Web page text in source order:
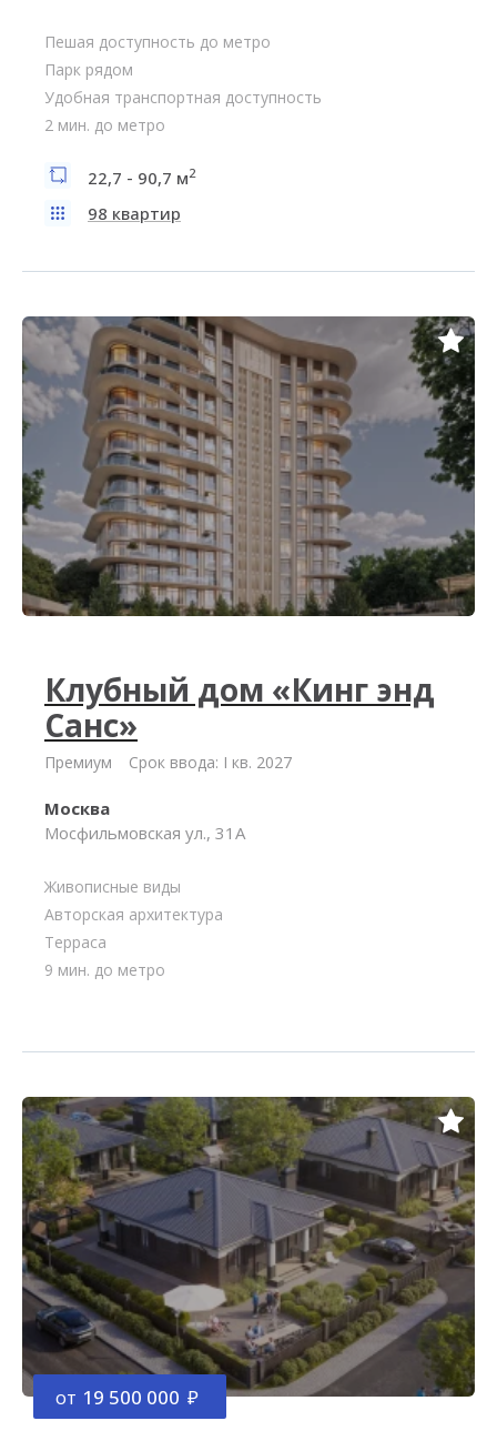
Пешая доступность до метро
Парк рядом
Удобная транспортная доступность
2 мин. до метро
22,7 - 90,7 м2
98 квартир
Клубный дом «Кинг энд
Санс»
Премиум Срок ввода: I кв. 2027
Москва
Мосфильмовская ул., 31А
Живописные виды
Авторская архитектура
Терраса
9 мин. до метро
от 19 500 000